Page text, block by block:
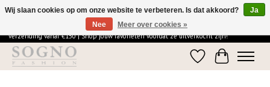
Ontdek de elegantie van SOGNO Fashion | Vandaag besteld = morgen in huis | Gratis
verzending vanaf €150 | Shop jouw favorieten voordat ze uitverkocht zijn!
Verlanglijst
Wij slaan cookies op om onze website te verbeteren. Is dat akkoord?
Ja
Nee
Meer over cookies »